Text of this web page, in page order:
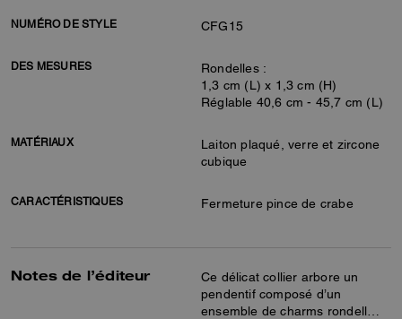
NUMÉRO DE STYLE CFG15
DES MESURES
Rondelles :
1,3 cm (L) x 1,3 cm (H)
Réglable 40,6 cm - 45,7 cm (L)
MATÉRIAUX
Laiton plaqué, verre et zircone
cubique
CARACTÉRISTIQUES Fermeture pince de crabe
Notes de l’éditeur
Ce délicat collier arbore un
pendentif composé d’un
ensemble de charms rondell